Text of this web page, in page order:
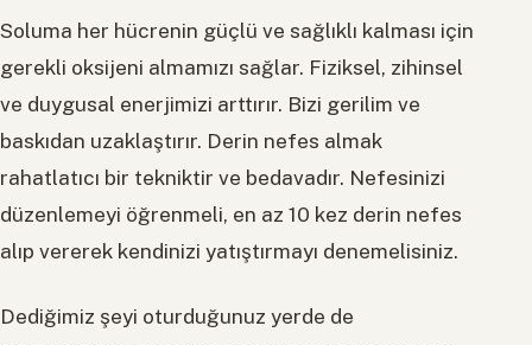
Soluma her hücrenin güçlü ve sağlıklı kalması için
gerekli oksijeni almamızı sağlar. Fiziksel, zihinsel
ve duygusal enerjimizi arttırır. Bizi gerilim ve
baskıdan uzaklaştırır. Derin nefes almak
rahatlatıcı bir tekniktir ve bedavadır. Nefesinizi
düzenlemeyi öğrenmeli, en az 10 kez derin nefes
alıp vererek kendinizi yatıştırmayı denemelisiniz.
Dediğimiz şeyi oturduğunuz yerde de